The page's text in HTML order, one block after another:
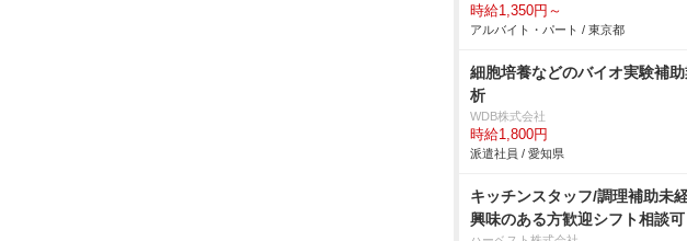
時給1,350円～
アルバイト・パート / 東京都
細胞培養などのバイオ実験補
析
WDB株式会社
時給1,800円
派遣社員 / 愛知県
キッチンスタッフ/調理補助未
興味のある方歓迎シフト相談可